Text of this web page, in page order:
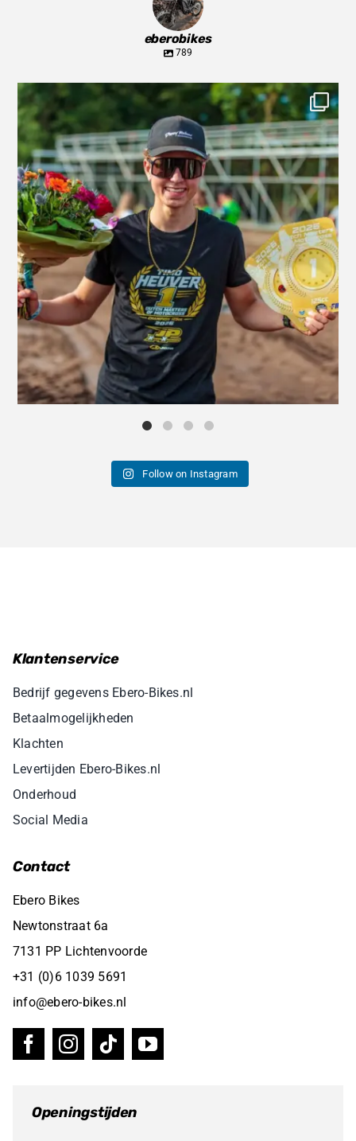
eberobikes
789
Follow on Instagram
Klantenservice
Bedrijf gegevens Ebero-Bikes.nl
Betaalmogelijkheden
Klachten
Levertijden Ebero-Bikes.nl
Onderhoud
Social Media
Contact
Ebero Bikes
Newtonstraat 6a
7131 PP Lichtenvoorde
+31 (0)6 1039 5691
info@ebero-bikes.nl
Openingstijden